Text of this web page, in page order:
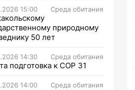
15:00 Среда обитания
природному
50 лет
14:30 Среда обитания
подготовка к СОР 31
14:00 Среда обитания